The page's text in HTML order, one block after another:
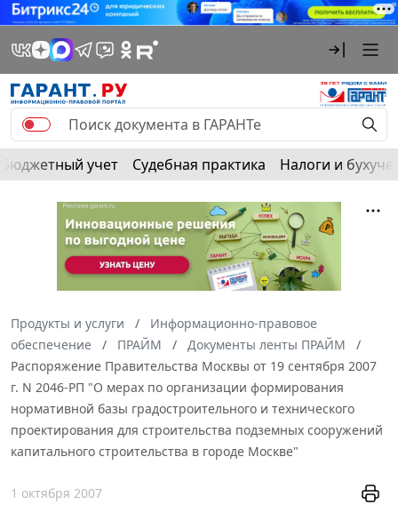
Бюджетный учет Судебная практика Налоги и
Продукты и услуги
Информационно-правовое
обеспечение
ПРАЙМ
Документы ленты ПРАЙМ
Распоряжение Правительства Москвы от 19 сентября 2007
г. N 2046-РП "О мерах по организации формирования
нормативной базы градостроительного и технического
проектирования для строительства подземных сооружений
капитального строительства в городе Москве"
1 октября 2007